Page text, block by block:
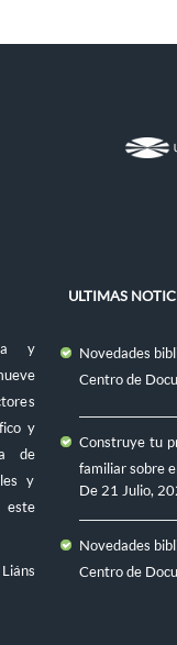
y
y
de
y
este
ULTIMAS
Novedades
Centro de
Construye tu
familiar sobre
De 21 Julio,
Novedades
Centro de